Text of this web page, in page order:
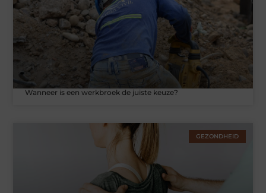
Wanneer is een werkbroek de juiste keuze?
GEZONDHEID